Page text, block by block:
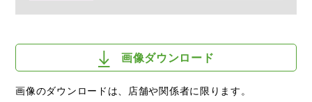
画像ダウンロード
画像のダウンロードは、店舗や関係者に限ります。